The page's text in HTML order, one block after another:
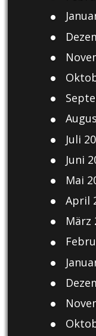
Juli
Juni
Mai
April
März